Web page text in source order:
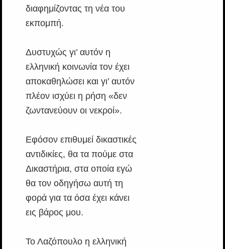
διαφημίζοντας τη νέα του
εκπομπή.
Δυστυχώς γι’ αυτόν η
ελληνική κοινωνία τον έχει
αποκαθηλώσει και γι’ αυτόν
πλέον ισχύει η ρήση «δεν
ζωντανεύουν οι νεκροί».
Εφόσον επιθυμεί δικαστικές
αντιδικίες, θα τα πούμε στα
Δικαστήρια, στα οποία εγώ
θα τον οδηγήσω αυτή τη
φορά για τα όσα έχει κάνει
εις βάρος μου.
Το Λαζόπουλο η ελληνική